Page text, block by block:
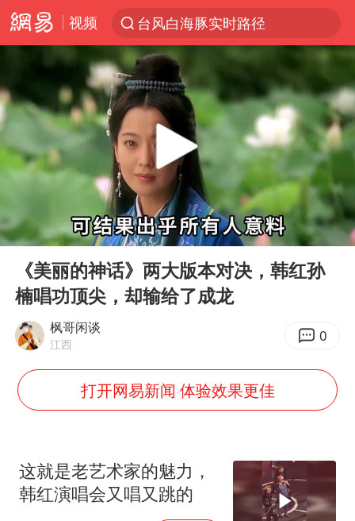
视频
台风白海豚实时路径
“电影+”如何激发千亿级消费新活力？
秘鲁和墨西哥宣布恢复外交关系
沙特土耳其巴基斯坦签署共同防务协议
中医教你一招提升气血
全球首个长时储能一体化产业园量产
四川宜宾市高县4.9级地震致1人死亡
胜宏科技：股票交易异常波动
U17国足点球大战淘汰河床晋级决赛
百花奖开幕式
胡彦斌获《歌手2026》歌王
38岁演员求职万岁山NPC成功
国防部：中国军队坚决反制任何闹海挑衅图谋
Play
00:00 01:57
《美丽的神话》两大版本对决，韩红孙
楠唱功顶尖，却输给了成龙
枫哥闲谈
江西 0
打开网易新闻 体验效果更佳
这就是老艺术家的魅力，
韩红演唱会又唱又跳的